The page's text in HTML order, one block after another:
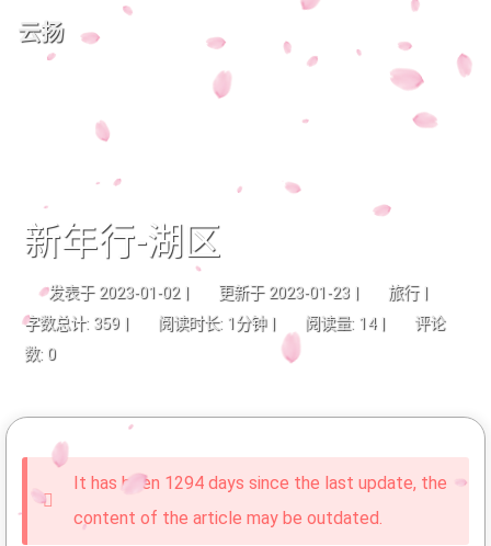
云扬
新年行-湖区
发表于 2023-01-02 | 更新于 2023-01-23 | 旅行 |
字数总计: 359 | 阅读时长: 1分钟 | 阅读量: 14 |
评论
数: 0
It has been 1294 days since the last update, the
content of the article may be outdated.